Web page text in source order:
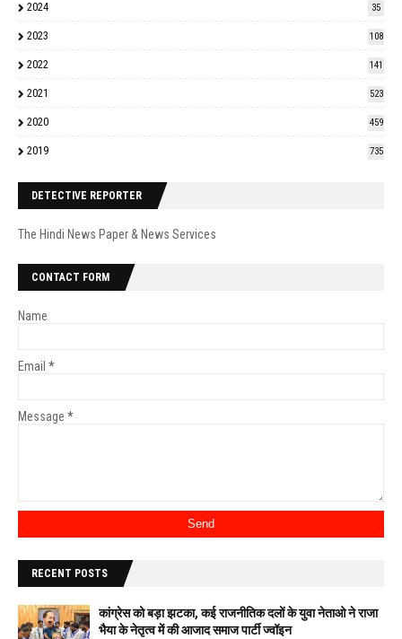
2024 35
2023 108
2022 141
2021 523
2020 459
2019 735
DETECTIVE REPORTER
The Hindi News Paper & News Services
CONTACT FORM
Name
Email *
Message *
RECENT POSTS
कांग्रेस को बड़ा झटका, कई राजनीतिक दलों के युवा नेताओ ने राजा
भैया के नेतृत्व में की आजाद समाज पार्टी ज्वॉइन